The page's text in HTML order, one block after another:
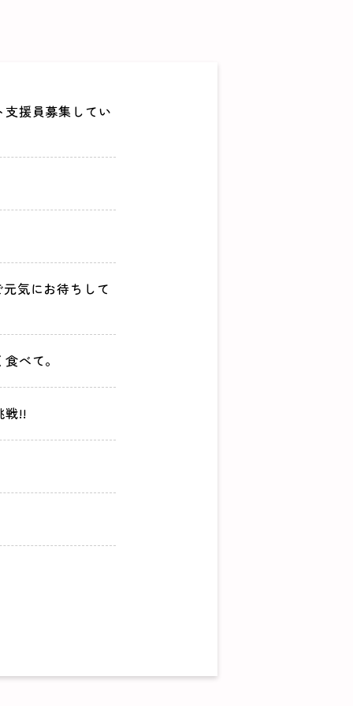
援員募集してい
気にお待ちして
べて。
戦!!